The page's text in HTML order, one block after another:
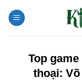
đến
Top
thoại: